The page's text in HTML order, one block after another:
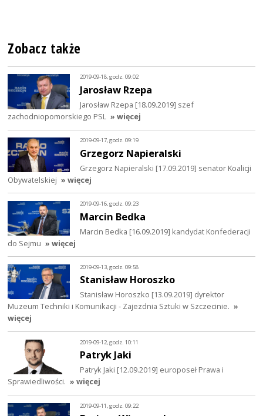
Zobacz także
2019-09-18, godz. 09:02
Jarosław Rzepa
Jarosław Rzepa [18.09.2019] szef
zachodniopomorskiego PSL » więcej
2019-09-17, godz. 09:19
Grzegorz Napieralski
Grzegorz Napieralski [17.09.2019] senator Koalicji
Obywatelskiej » więcej
2019-09-16, godz. 09:23
Marcin Bedka
Marcin Bedka [16.09.2019] kandydat Konfederacji
do Sejmu » więcej
2019-09-13, godz. 09:58
Stanisław Horoszko
Stanisław Horoszko [13.09.2019] dyrektor
Muzeum Techniki i Komunikacji - Zajezdnia Sztuki w Szczecinie. »
więcej
2019-09-12, godz. 10:11
Patryk Jaki
Patryk Jaki [12.09.2019] europoseł Prawa i
Sprawiedliwości. » więcej
2019-09-11, godz. 09:22